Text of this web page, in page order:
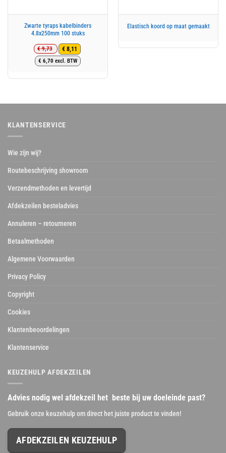
Zwarte tyraps kabelbinders
4.8x250mm 100 stuks
€9,73
Oorspronkelijke
prijs
€ 9,73.
€ 8,11
Huidige
prijs
€ 8,11.
€ 6,70 excl. BTW
Elastisch koord op maat gemaakt
KLANTENSERVICE
Wie zijn wij?
Routebeschrijving showroom
Verzendmethoden en levertijd
Afdekzeilen besteladvies
Annuleren – retourneren
Betaalmethoden
Algemene Voorwaarden
Privacy Policy
Copyright
Cookies
Klantenbeoordelingen
Klantenservice
KEUZEHULP AFDEKZEILEN
Advies nodig wel afdekzeil het beste bij uw doeleinde past?
Gebruik onze keuzehulp om direct het juiste product te vinden!
AFDEKZEILEN KEUZEHULP